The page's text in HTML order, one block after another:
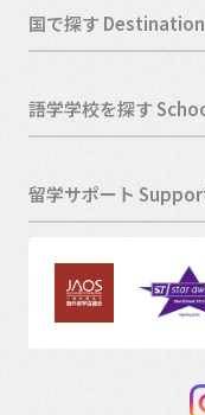
国で探す Destination
語学学校を探す
留学サポート